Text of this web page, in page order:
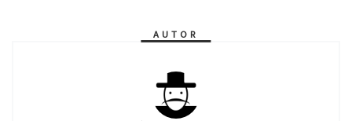
AUTOR